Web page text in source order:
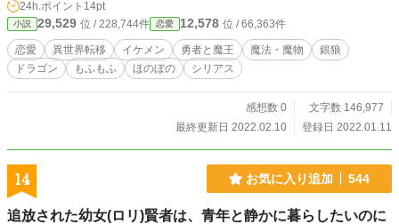
面少なめです。後半糖度高めになっていきます。 ※この作品は小説家になろう
で完結済みです
24h.ポイント 14pt
小説 29,529 位 / 228,744件 恋愛 12,578 位 / 66,363件
恋愛 異世界転移 イケメン 勇者と魔王 魔法・魔物
銀狼
ドラゴン
もふもふ ほのぼの シリアス
感想数 0
文字数 146,977
最終更新日 2022.02.10
登録日 2022.01.11
14 お気に入り追加 544
追放された幼女(ロリ)賢者は、青年と静かに暮らしたいのに